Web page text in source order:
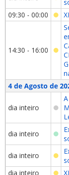
09:30 - 00:00
14:30 - 16:00
4 de Agosto de
dia inteiro
dia inteiro
dia inteiro
dia inteiro